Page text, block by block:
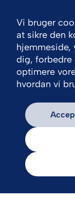
Vi bruger
at sikre den
hjemmeside,
dig, forbedre
optimere
hvordan vi